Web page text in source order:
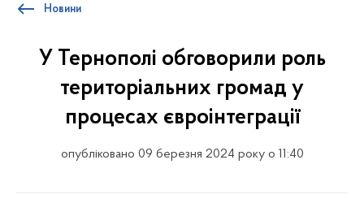
Новини
У Тернополі обговорили роль
територіальних громад у
процесах євроінтеграції
опубліковано 09 березня 2024 року о 11:40